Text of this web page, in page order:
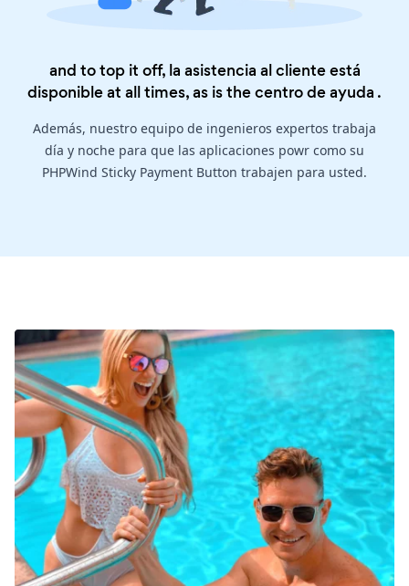
and to top it off, la asistencia al cliente está
disponible at all times, as is thecentro de ayuda .
Además, nuestro equipo de ingenieros expertos trabaja
día y noche para que las aplicaciones powr como su
PHPWind Sticky Payment Button trabajen para usted.